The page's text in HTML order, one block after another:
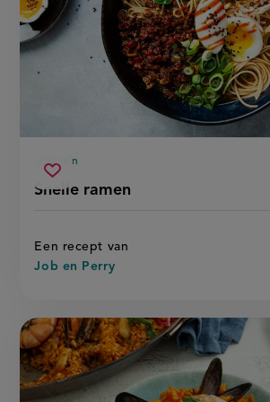
Snelle ramen
voorbereidingstijd
30 min
Een recept van
Job en Perry
Sla
snelle
ramen